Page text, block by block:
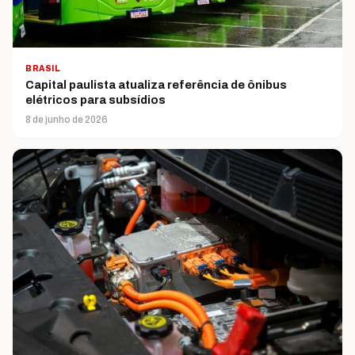
BRASIL
Capital paulista atualiza referência de ônibus
elétricos para subsídios
8 de junho de 2026